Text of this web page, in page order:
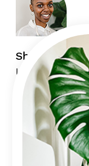
Sharon Rivera
Lorem ipsum
consectetur
eiusmod tempor
dolore magna
Reply